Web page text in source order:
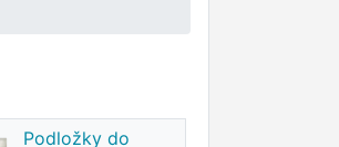
Podložky do